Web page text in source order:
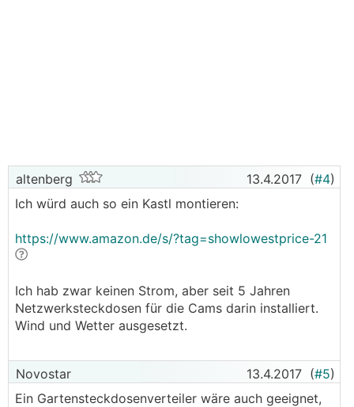
altenberg 13.4.2017 (#4)
Ich würd auch so ein Kastl montieren:
https://www.amazon.de/s/?tag=showlowestprice-21
Ich hab zwar keinen Strom, aber seit 5 Jahren
Netzwerksteckdosen für die Cams darin installiert.
Wind und Wetter ausgesetzt.
Novostar 13.4.2017 (#5)
Ein Gartensteckdosenverteiler wäre auch geeignet,